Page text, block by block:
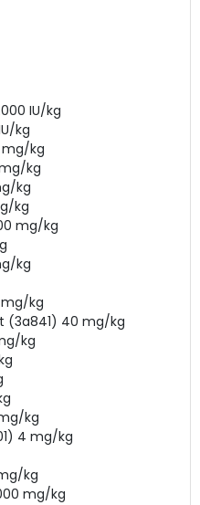
IU/kg
kg
mg/kg
kg
kg
kg
mg/kg
kg
mg/kg
(3a841) 40 mg/kg
kg
kg
4 mg/kg
kg
mg/kg